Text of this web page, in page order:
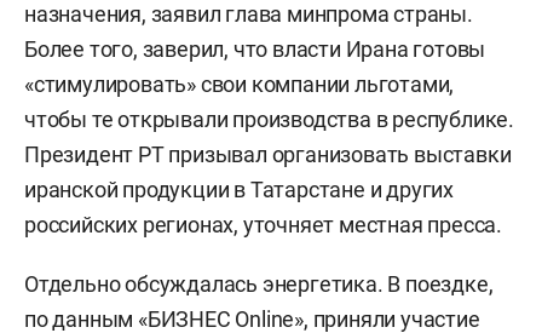
назначения, заявил глава минпрома страны.
Более того, заверил, что власти Ирана готовы
«стимулировать» свои компании льготами,
чтобы те открывали производства в республике.
Президент РТ призывал организовать выставки
иранской продукции в Татарстане и других
российских регионах, уточняет местная пресса.
Отдельно обсуждалась энергетика. В поездке,
по данным «БИЗНЕС Online», приняли участие